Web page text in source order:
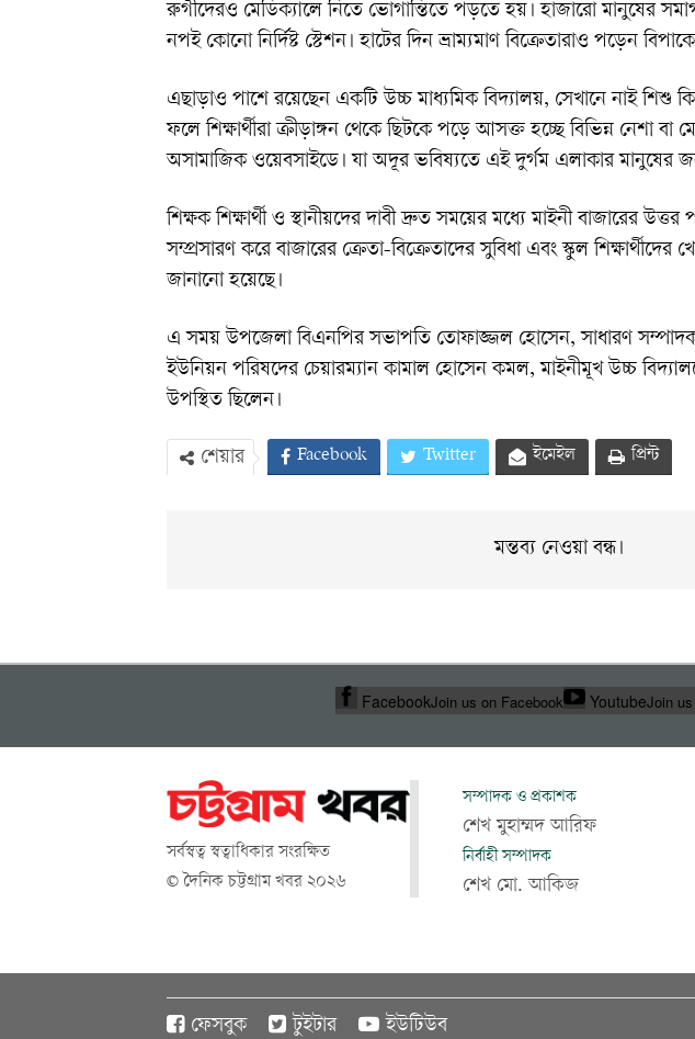
রুগীদেরও মেডিক্যালে নিতে ভোগান্তিতে পড়তে হয়। হাজারো মানুষের
নপই কোনো নির্দিষ্ট স্টেশন। হাটের দিন ভ্রাম্যমাণ বিক্রেতারাও পড়েন
এছাড়াও পাশে রয়েছেন একটি উচ্চ মাধ্যমিক বিদ্যালয়, সেখানে নাই শিশু
ফলে শিক্ষার্থীরা ক্রীড়াঙ্গন থেকে ছিটকে পড়ে আসক্ত হচ্ছে বিভিন্ন নেশা বা
অসামাজিক ওয়েবসাইডে। যা অদূর ভবিষ্যতে এই দুর্গম এলাকার মানুষের
শিক্ষক শিক্ষার্থী ও স্থানীয়দের দাবী দ্রুত সময়ের মধ্যে মাইনী বাজারের
সম্প্রসারণ করে বাজারের ক্রেতা-বিক্রেতাদের সুবিধা এবং স্কুল শিক্ষার্থীদের
জানানো হয়েছে।
এ সময় উপজেলা বিএনপির সভাপতি তোফাজ্জল হোসেন, সাধারণ
ইউনিয়ন পরিষদের চেয়ারম্যান কামাল হোসেন কমল, মাইনীমূখ উচ্চ
উপস্থিত ছিলেন।
শেয়ার Facebook Twitter ইমেইল প্রিন্ট
মন্তব্য নেওয়া বন্ধ।
FacebookJoin us on Facebook YoutubeJoin
সর্বস্বত্ব স্বত্বাধিকার সংরক্ষিত
© দৈনিক চট্টগ্রাম খবর ২০২৬
সম্পাদক ও প্রকাশক
শেখ মুহাম্মদ আরিফ
নির্বাহী সম্পাদক
শেখ মো. আকিজ
ফেসবুক টুইটার ইউটিউব